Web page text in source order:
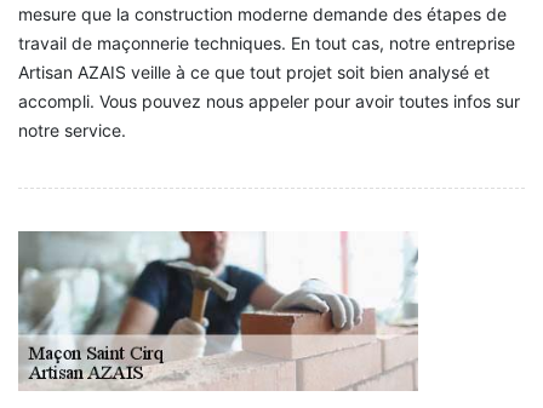
mesure que la construction moderne demande des étapes de
travail de maçonnerie techniques. En tout cas, notre entreprise
Artisan AZAIS veille à ce que tout projet soit bien analysé et
accompli. Vous pouvez nous appeler pour avoir toutes infos sur
notre service.